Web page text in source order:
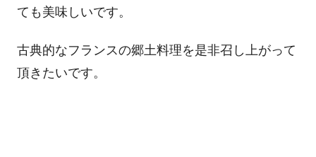
ても美味しいです。
古典的なフランスの郷土料理を是非召し上がって
頂きたいです。